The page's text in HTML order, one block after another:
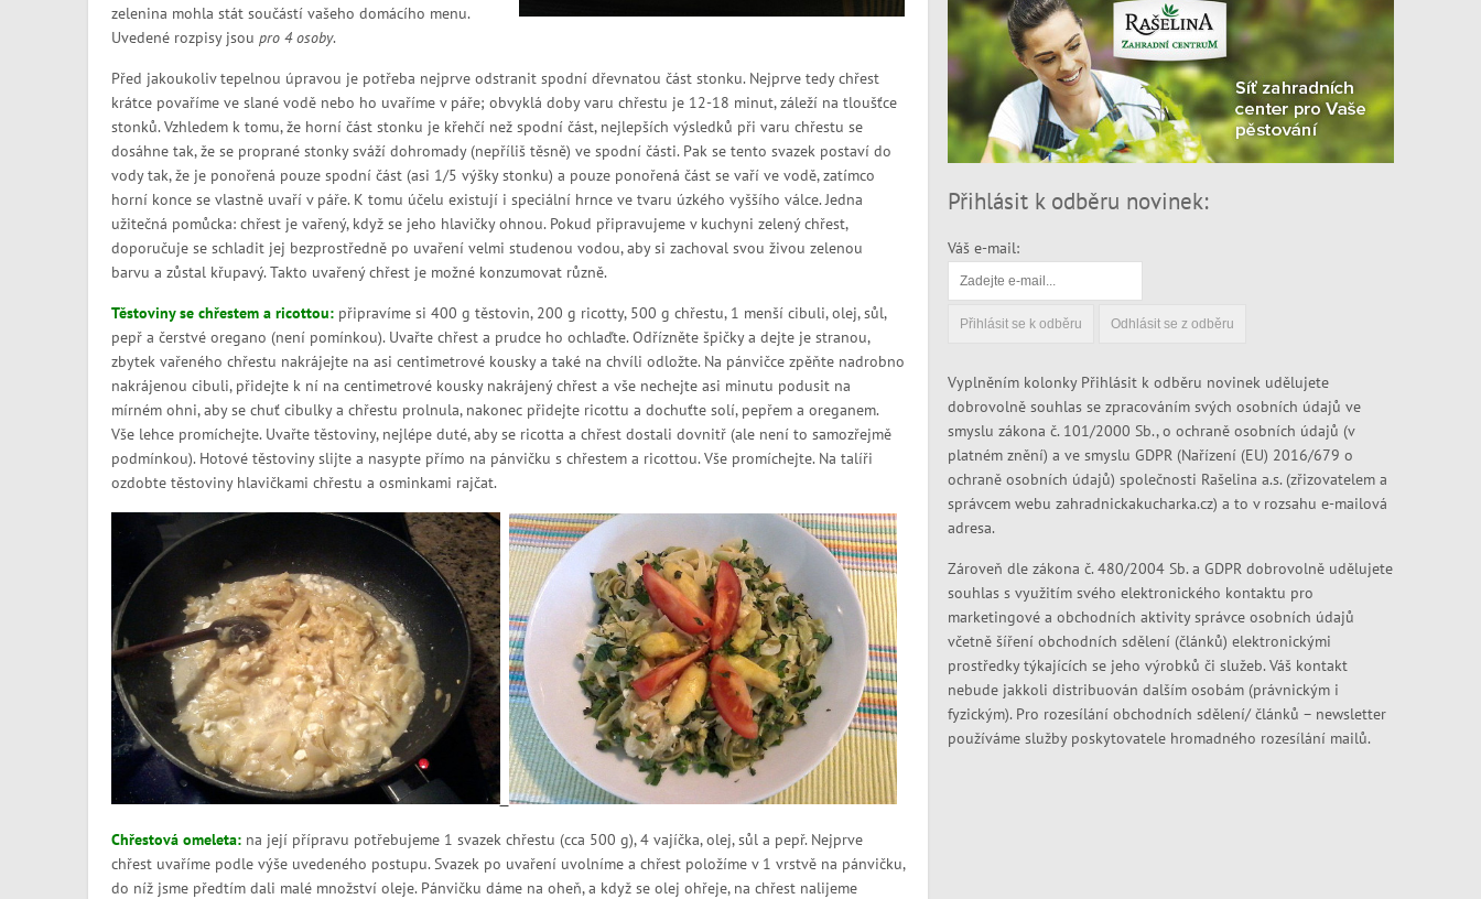
zelenina mohla stát součástí vašeho domácího menu.
Uvedené rozpisy jsou pro 4 osoby.
Před jakoukoliv tepelnou úpravou je potřeba nejprve odstranit spodní dřevnatou část stonku. Nejprve tedy chřest
krátce povaříme ve slané vodě nebo ho uvaříme v páře; obvyklá doby varu chřestu je 12-18 minut, záleží na tloušťce
stonků. Vzhledem k tomu, že horní část stonku je křehčí než spodní část, nejlepších výsledků při varu chřestu se
dosáhne tak, že se proprané stonky sváží dohromady (nepříliš těsně) ve spodní části. Pak se tento svazek postaví do
vody tak, že je ponořená pouze spodní část (asi 1/5 výšky stonku) a pouze ponořená část se vaří ve vodě, zatímco
horní konce se vlastně uvaří v páře. K tomu účelu existují i speciální hrnce ve tvaru úzkého vyššího válce. Jedna
užitečná pomůcka: chřest je vařený, když se jeho hlavičky ohnou. Pokud připravujeme v kuchyni zelený chřest,
doporučuje se schladit jej bezprostředně po uvaření velmi studenou vodou, aby si zachoval svou živou zelenou
barvu a zůstal křupavý. Takto uvařený chřest je možné konzumovat různě.
Těstoviny se chřestem a ricottou: připravíme si 400 g těstovin, 200 g ricotty, 500 g chřestu, 1 menší cibuli, olej, sůl,
pepř a čerstvé oregano (není pomínkou). Uvařte chřest a prudce ho ochlaďte. Odřízněte špičky a dejte je stranou,
zbytek vařeného chřestu nakrájejte na asi centimetrové kousky a také na chvíli odložte. Na pánvičce zpěňte nadrobno
nakrájenou cibuli, přidejte k ní na centimetrové kousky nakrájený chřest a vše nechejte asi minutu podusit na
mírném ohni, aby se chuť cibulky a chřestu prolnula, nakonec přidejte ricottu a dochuťte solí, pepřem a oreganem.
Vše lehce promíchejte. Uvařte těstoviny, nejlépe duté, aby se ricotta a chřest dostali dovnitř (ale není to samozřejmě
podmínkou). Hotové těstoviny slijte a nasypte přímo na pánvičku s chřestem a ricottou. Vše promíchejte. Na talíři
ozdobte těstoviny hlavičkami chřestu a osminkami rajčat.
Chřestová omeleta: na její přípravu potřebujeme 1 svazek chřestu (cca 500 g), 4 vajíčka, olej, sůl a pepř. Nejprve
chřest uvaříme podle výše uvedeného postupu. Svazek po uvaření uvolníme a chřest položíme v 1 vrstvě na pánvičku,
do níž jsme předtím dali malé množství oleje. Pánvičku dáme na oheň, a když se olej ohřeje, na chřest nalijeme
Přihlásit k odběru novinek:
Váš e-mail:
Vyplněním kolonky Přihlásit k odběru novinek udělujete
dobrovolně souhlas se zpracováním svých osobních údajů ve
smyslu zákona č. 101/2000 Sb., o ochraně osobních údajů (v
platném znění) a ve smyslu GDPR (Nařízení (EU) 2016/679 o
ochraně osobních údajů) společnosti Rašelina a.s. (zřizovatelem a
správcem webu zahradnickakucharka.cz) a to v rozsahu e-mailová
adresa.
Zároveň dle zákona č. 480/2004 Sb. a GDPR dobrovolně udělujete
souhlas s využitím svého elektronického kontaktu pro
marketingové a obchodních aktivity správce osobních údajů
včetně šíření obchodních sdělení (článků) elektronickými
prostředky týkajících se jeho výrobků či služeb. Váš kontakt
nebude jakkoli distribuován dalším osobám (právnickým i
fyzickým). Pro rozesílání obchodních sdělení/ článků – newsletter
používáme služby poskytovatele hromadného rozesílání mailů.